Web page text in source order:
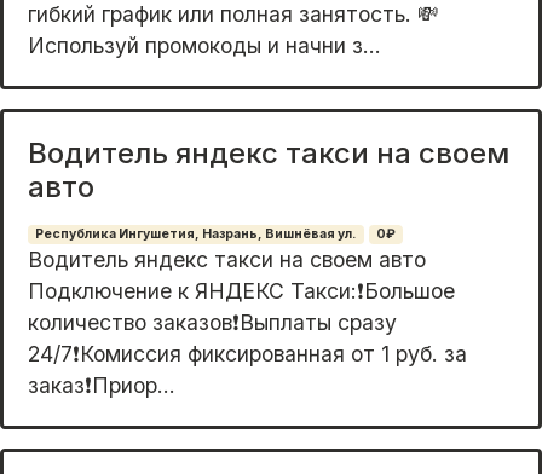
гибкий график или полная занятость. 💸
Используй промокоды и начни з...
Водитель яндекс такси на своем
авто
Республика Ингушетия, Назрань, Вишнёвая ул. 0₽
Водитель яндекс такси на своем авто
Подключение к ЯНДЕКС Такси:​​❗Большое
количество заказов❗Выплаты сразу
24/7❗Комиссия фиксированная от 1 руб. за
заказ❗Приор...